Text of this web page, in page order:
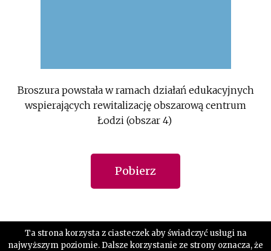
Broszura powstała w ramach działań edukacyjnych
wspierających rewitalizację obszarową centrum
Łodzi (obszar 4)
Pobierz
Ta strona korzysta z ciasteczek aby świadczyć usługi na
najwyższym poziomie. Dalsze korzystanie ze strony oznacza, że